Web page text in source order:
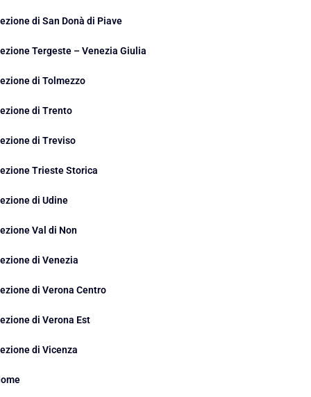
di San Donà di Piave
Tergeste – Venezia Giulia
di Tolmezzo
di Trento
di Treviso
Trieste Storica
di Udine
Val di Non
di Venezia
di Verona Centro
di Verona Est
di Vicenza